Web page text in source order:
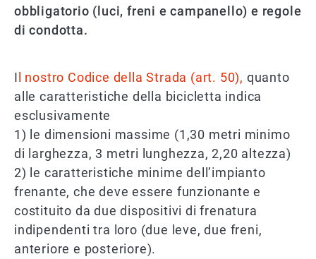
obbligatorio (luci, freni e campanello) e regole
di condotta.
Il nostro Codice della Strada (art. 50), quanto
alle caratteristiche della bicicletta indica
esclusivamente
1) le dimensioni massime (1,30 metri minimo
di larghezza, 3 metri lunghezza, 2,20 altezza)
2) le caratteristiche minime dell’impianto
frenante, che deve essere funzionante e
costituito da due dispositivi di frenatura
indipendenti tra loro (due leve, due freni,
anteriore e posteriore).